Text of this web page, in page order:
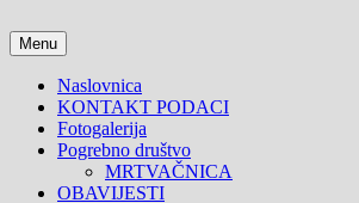
to
content
Menu
Naslovnica
KONTAKT PODACI
Fotogalerija
Pogrebno društvo
MRTVAČNICA
OBAVIJESTI